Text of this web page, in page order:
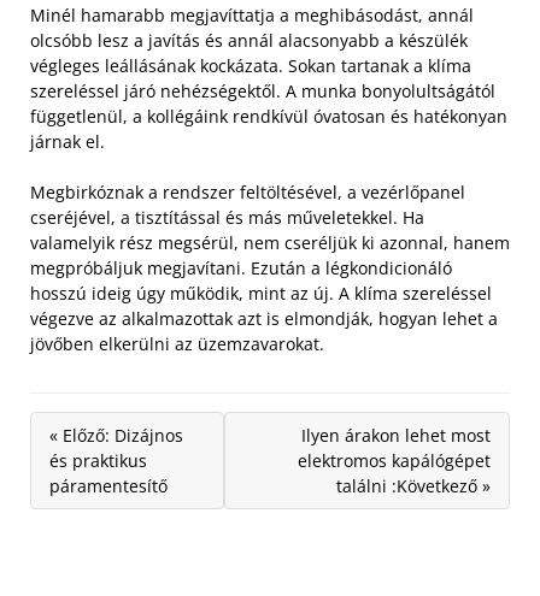
Minél hamarabb megjavíttatja a meghibásodást, annál
olcsóbb lesz a javítás és annál alacsonyabb a készülék
végleges leállásának kockázata. Sokan tartanak a klíma
szereléssel járó nehézségektől. A munka bonyolultságától
függetlenül, a kollégáink rendkívül óvatosan és hatékonyan
járnak el.
Megbirkóznak a rendszer feltöltésével, a vezérlőpanel
cseréjével, a tisztítással és más műveletekkel. Ha
valamelyik rész megsérül, nem cseréljük ki azonnal, hanem
megpróbáljuk megjavítani. Ezután a légkondicionáló
hosszú ideig úgy működik, mint az új. A klíma szereléssel
végezve az alkalmazottak azt is elmondják, hogyan lehet a
jövőben elkerülni az üzemzavarokat.
« Előző: Dizájnos
és praktikus
páramentesítő
Ilyen árakon lehet most
elektromos kapálógépet
találni :Következő »